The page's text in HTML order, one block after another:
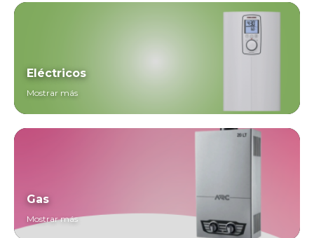
Eléctricos
Mostrar más
Gas
Mostrar más